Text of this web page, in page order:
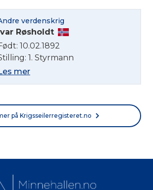
verdenskrig
Røsholdt
10.02.1892
1. Styrmann
mer
på Krigsseilerregisteret.no